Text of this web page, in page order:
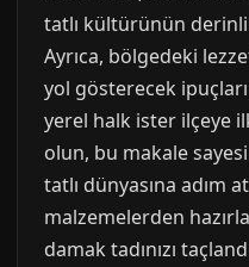
tatlı kültürünün
Ayrıca, bölgedeki
yol gösterecek
yerel halk ister ilçeye
olun, bu makale
tatlı dünyasına adım
malzemelerden
damak tadınızı